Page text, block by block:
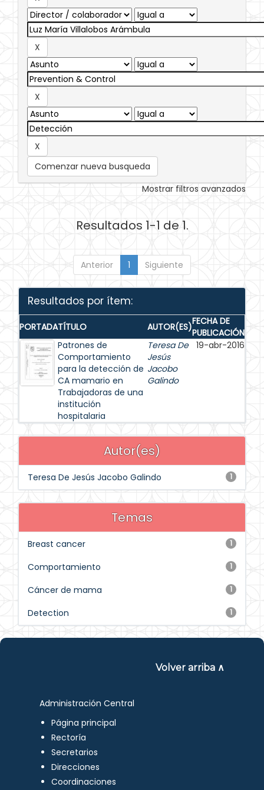
Comenzar nueva busqueda
Mostrar filtros avanzados
Resultados 1-1 de 1.
Anterior 1 Siguiente
Resultados por ítem:
PORTADATÍTULO AUTOR(ES)FECHA DE
PUBLICACIÓN
Patrones de
Comportamiento
para la detección de
CA mamario en
Trabajadoras de una
institución
hospitalaria
Teresa De
Jesús
Jacobo
Galindo
19-abr-2016
Autor(es)
1
Teresa De Jesús Jacobo Galindo
Temas
1
Breast cancer
1
Comportamiento
1
Cáncer de mama
1
Detection
Volver arriba ∧
Administración Central
Página principal
Rectoría
Secretarios
Direcciones
Coordinaciones